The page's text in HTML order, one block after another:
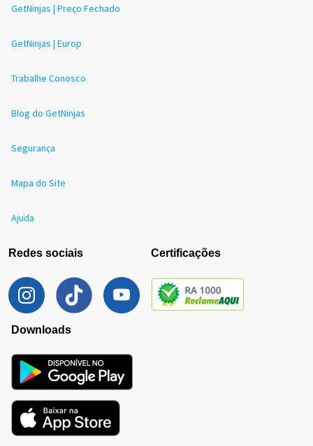
GetNinjas | Preço Fechado
GetNinjas | Europ
Trabalhe Conosco
Blog do GetNinjas
Segurança
Mapa do Site
Ajuda
Redes sociais Certificações
Downloads